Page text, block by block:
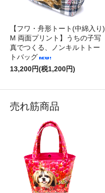
【フワ・舟形トート(中綿入り)
M 両面プリント】うちの子写
真でつくる、ノンキルトトー
トバッグ
13,200円(税1,200円)
売れ筋商品